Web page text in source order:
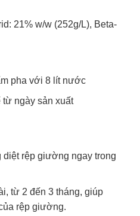
21% w/w (252g/L), Beta-
pha với 8 lít nước
từ ngày sản xuất
diệt rệp giường ngay trong
từ 2 đến 3 tháng, giúp
rệp giường.